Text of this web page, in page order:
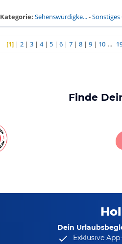
Kategorie: Sehenswürdigke...-
[1]| 2| 3| 4| 5| 6| 7| 8| 9| 10 ...
Finde
Dein
Exklusive